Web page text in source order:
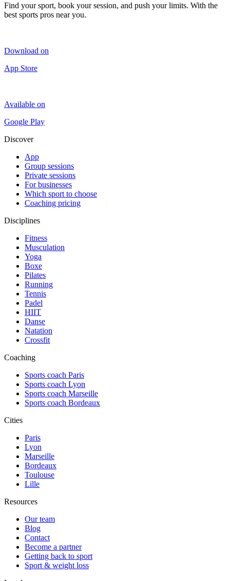
Find your sport, book your session, and push your limits. With the
best sports pros near you.
Download on
App Store
Available on
Google Play
Discover
App
Group sessions
Private sessions
For businesses
Which sport to choose
Coaching pricing
Disciplines
Fitness
Musculation
Yoga
Boxe
Pilates
Running
Tennis
Padel
HIIT
Danse
Natation
Crossfit
Coaching
Sports coach Paris
Sports coach Lyon
Sports coach Marseille
Sports coach Bordeaux
Cities
Paris
Lyon
Marseille
Bordeaux
Toulouse
Lille
Resources
Our team
Blog
Contact
Become a partner
Getting back to sport
Sport & weight loss